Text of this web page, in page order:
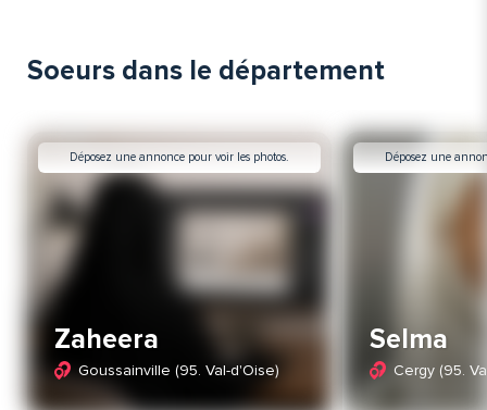
Soeurs dans le département
Déposez une annonce pour voir les photos.
Zaheera
Goussainville (95. Val-d'Oise)
Déposez une
Selma
Cergy (95.